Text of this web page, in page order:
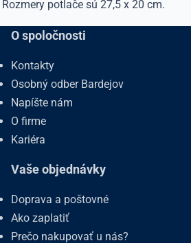
Rozmery potlače sú 27,5 x 20 cm.
O spoločnosti
Kontakty
Osobný odber Bardejov
Napíšte nám
O firme
Kariéra
Vaše objednávky
Doprava a poštovné
Ako zaplatiť
Prečo nakupovať u nás?